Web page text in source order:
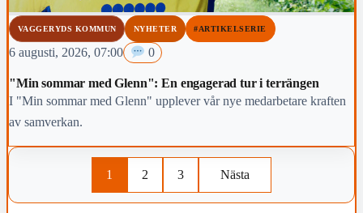
VAGGERYDS KOMMUN NYHETER #ARTIKELSERIE
6 augusti, 2026, 07:00 0
"Min sommar med Glenn": En engagerad tur i terrängen
I "Min sommar med Glenn" upplever vår nye medarbetare kraften
av samverkan.
1 2 3 Nästa